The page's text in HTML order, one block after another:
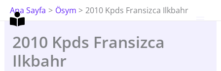
İçeriğe
Atla
Ana Sayfa Ösym 2010 Kpds Fransizca Ilkbahr
2010 Kpds Fransizca
Ilkbahr